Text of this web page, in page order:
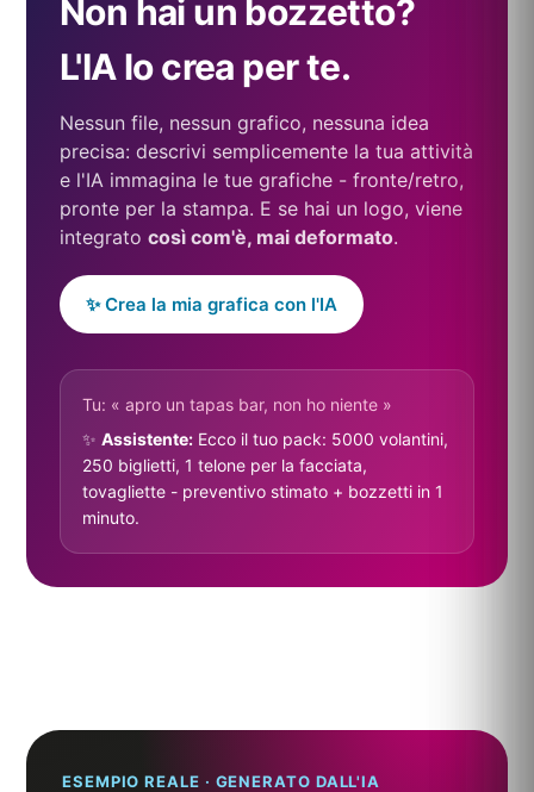
Non hai un bozzetto?
L'IA lo crea per te.
Nessun file, nessun grafico, nessuna idea
precisa: descrivi semplicemente la tua attività
e l'IA immagina le tue grafiche - fronte/retro,
pronte per la stampa. E se hai un logo, viene
integrato così com'è, mai deformato.
✨ Crea la mia grafica con l'IA
Tu: « apro un tapas bar, non ho niente »
✨ Assistente: Ecco il tuo pack: 5000 volantini,
250 biglietti, 1 telone per la facciata,
tovagliette - preventivo stimato + bozzetti in 1
minuto.
ESEMPIO REALE · GENERATO DALL'IA